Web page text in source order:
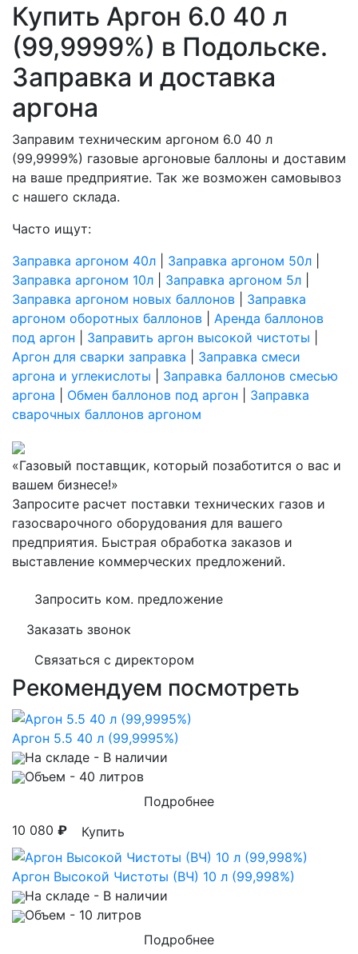
Купить Аргон 6.0 40 л
(99,9999%) в Подольске.
Заправка и доставка
аргона
Заправим техническим аргоном 6.0 40 л
(99,9999%) газовые аргоновые баллоны и доставим
на ваше предприятие. Так же возможен самовывоз
с нашего склада.
Часто ищут:
Заправка аргоном 40л
Заправка аргоном 50л
Заправка аргоном 10л
Заправка аргоном 5л
Заправка аргоном новых баллонов
Заправка
аргоном оборотных баллонов
Аренда баллонов
под аргон
Заправить аргон высокой чистоты
Аргон для сварки заправка
Заправка смеси
аргона и углекислоты
Заправка баллонов смесью
аргона
Обмен баллонов под аргон
Заправка
сварочных баллонов аргоном
«Газовый поставщик, который позаботится о вас и
вашем бизнесе!»
Запросите расчет поставки технических газов и
газосварочного оборудования для вашего
предприятия. Быстрая обработка заказов и
выставление коммерческих предложений.
Запросить ком. предложение
Заказать звонок
Связаться с директором
Рекомендуем посмотреть
Аргон 5.5 40 л (99,9995%)
На складе - В наличии
Объем - 40 литров
Подробнее
10 080 ₽ Купить
Аргон Высокой Чистоты (ВЧ) 10 л (99,998%)
На складе - В наличии
Объем - 10 литров
Подробнее